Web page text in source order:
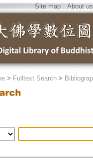
Site map．About us
> Fulltext Search>